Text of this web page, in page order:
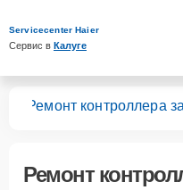
Servicecenter Haier
Сервис в Калуге
Ремонт контроллера
Ремонт